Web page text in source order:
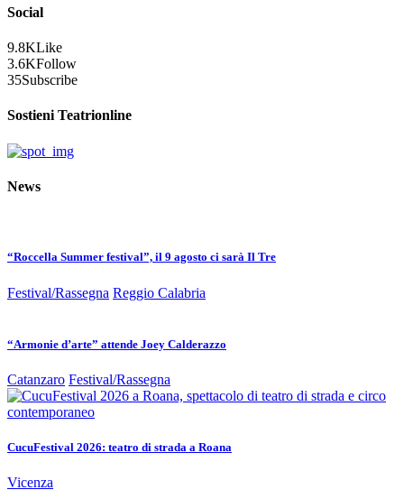
Social
9.8KLike
3.6KFollow
35Subscribe
Sostieni Teatrionline
News
“Roccella Summer festival”, il 9 agosto ci sarà Il Tre
Festival/Rassegna Reggio Calabria
“Armonie d’arte” attende Joey Calderazzo
Catanzaro Festival/Rassegna
CucuFestival 2026: teatro di strada a Roana
Vicenza